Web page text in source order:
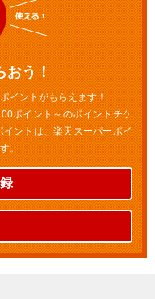
おう！
イントがもらえます！
ポイント～のポイントチケ
ントは、楽天スーパーポイ
。